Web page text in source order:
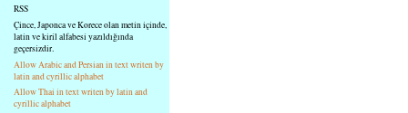
RSS
Çince, Japonca ve Korece olan metin içinde,
latin ve kiril alfabesi yazıldığında
geçersizdir.
Allow Arabic and Persian in text writen by
latin and cyrillic alphabet
Allow Thai in text writen by latin and
cyrillic alphabet